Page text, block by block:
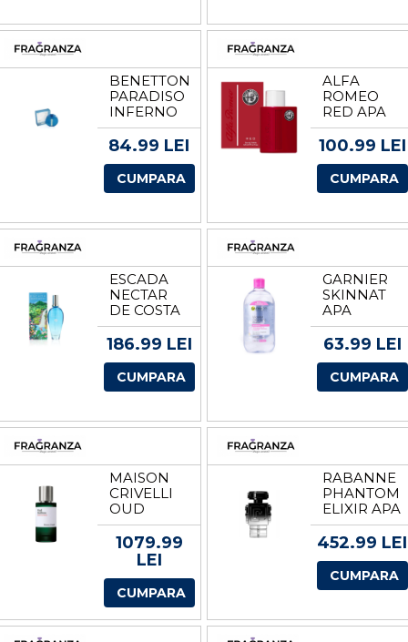
EDP
VOLUM
BENETTON
PARADISO
INFERNO
BLUE
PARFUM
BARBATI
EDT
100 ML
84.99 LEI
CUMPARA
ALFA
ROMEO
RED APA
DE
TOALETA
BARBATI
EDT
125 ML
100.99 LEI
CUMPARA
ESCADA
NECTAR
DE COSTA
RICA APA
DE
PENTRU
FEMEI EDT
100 ML
186.99 LEI
CUMPARA
GARNIER
SKINNAT
APA
MICELARA
VOLUM
63.99 LEI
CUMPARA
MAISON
CRIVELLI
OUD
STALLION
EXTRACT
PARFUM
UNISEX
VOLUM 50
ML
1079.99
LEI
CUMPARA
RABANNE
PHANTOM
ELIXIR APA
DE
PARFUM
BARBATI
TESTER
VOLUM
100 ML
452.99 LEI
CUMPARA